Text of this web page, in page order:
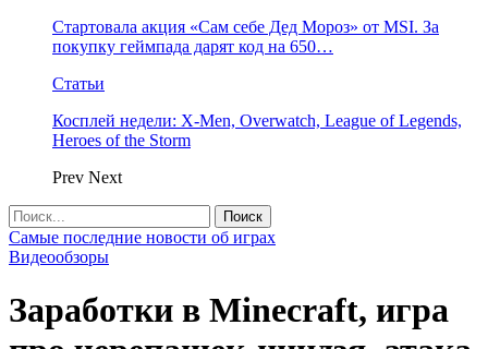
Стартовала акция «Сам себе Дед Мороз» от MSI. За
покупку геймпада дарят код на 650…
Статьи
Косплей недели: X-Men, Overwatch, League of Legends,
Heroes of the Storm
Prev Next
Самые последние новости об играх
Видеообзоры
Заработки в Minecraft, игра